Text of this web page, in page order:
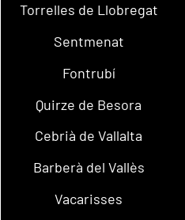
Torrelles de Llobregat
Sentmenat
Fontrubí
Quirze de Besora
Cebrià de Vallalta
Barberà del Vallès
Vacarisses